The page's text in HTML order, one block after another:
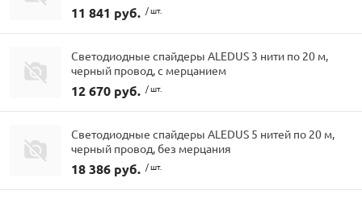
11 841 руб. / шт.
Светодиодные спайдеры ALEDUS 3 нити по 20 м,
черный провод, с мерцанием
12 670 руб. / шт.
Светодиодные спайдеры ALEDUS 5 нитей по 20 м,
черный провод, без мерцания
18 386 руб. / шт.